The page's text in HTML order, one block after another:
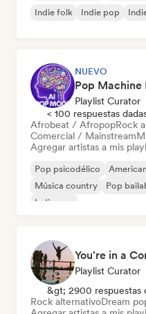
Indie folk
Indie pop
NUEVO
Playlist Curator
< 100 respuestas
Afrobeat / AfropopRock
Comercial / Mainstream
Agregar artistas a mis
Pop psicodélico
Música country
Pop
Indie pop
You're in a
Playlist Curator
&gt; 2900 respuestas
Rock alternativoDream